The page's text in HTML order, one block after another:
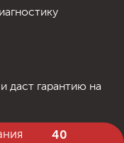
даст гарантию на
40